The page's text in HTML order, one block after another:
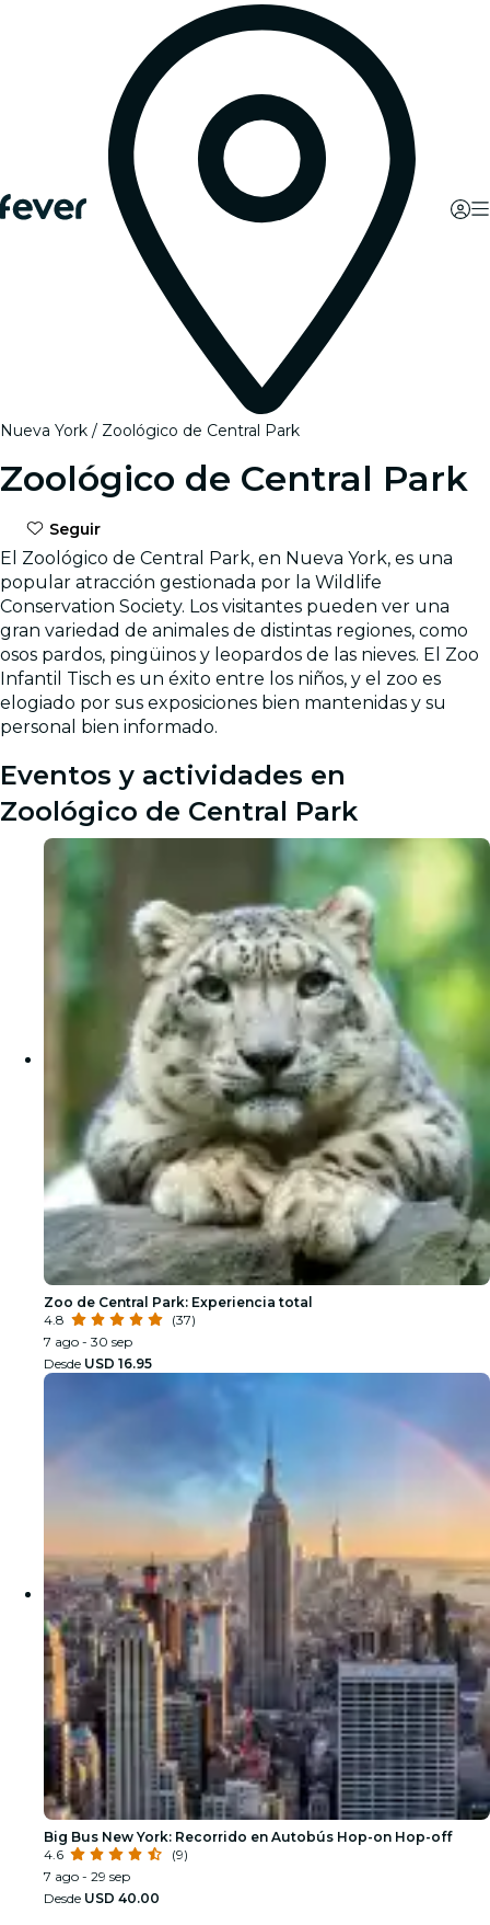
Nueva York Zoológico de Central Park
Zoológico de Central Park
Seguir
El Zoológico de Central Park, en Nueva York, es una
popular atracción gestionada por la Wildlife
Conservation Society. Los visitantes pueden ver una
gran variedad de animales de distintas regiones, como
osos pardos, pingüinos y leopardos de las nieves. El Zoo
Infantil Tisch es un éxito entre los niños, y el zoo es
elogiado por sus exposiciones bien mantenidas y su
personal bien informado.
Eventos y actividades en
Zoológico de Central Park
Zoo de Central Park: Experiencia total
4.8
(37)
7 ago - 30 sep
Desde USD 16.95
Big Bus New York: Recorrido en Autobús Hop-on Hop-off
4.6
(9)
7 ago - 29 sep
Desde USD 40.00